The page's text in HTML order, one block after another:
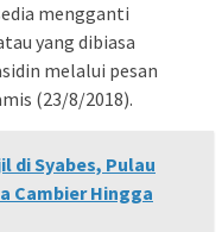
mengganti
yang dibiasa
melalui pesan
(23/8/2018).
di Syabes, Pulau
Cambier Hingga